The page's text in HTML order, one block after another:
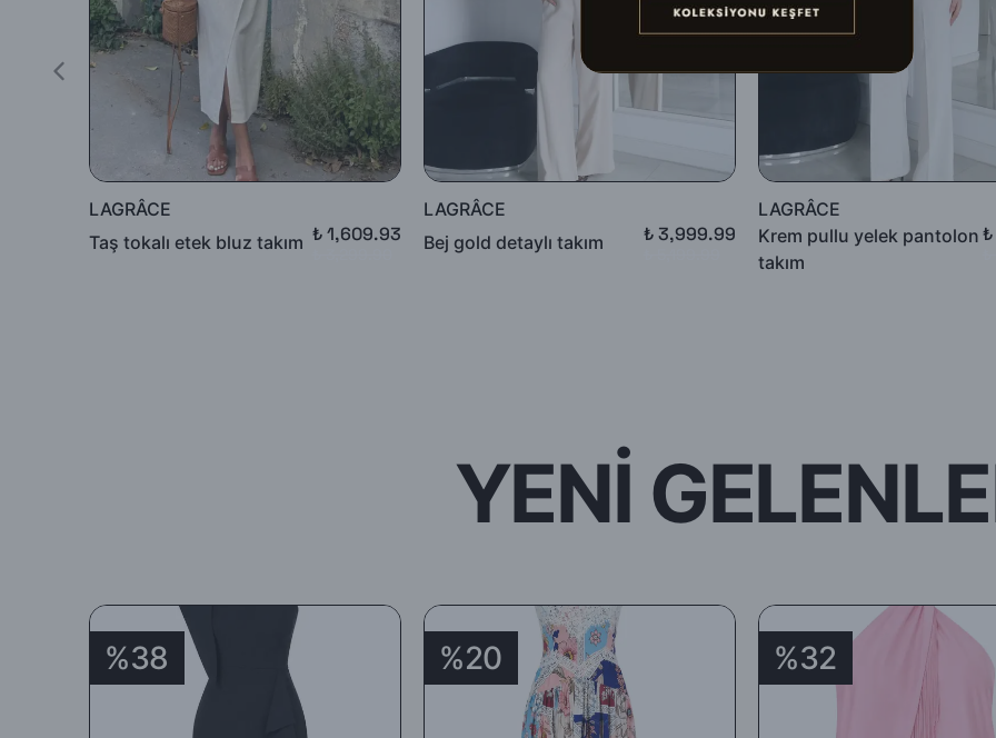
İade ürün/ürünlerin depomuza ulaşması ve iade şartlarına uygunluğunun kontrolünden sonra, 7 ile 10 iş günü arasında ürün
yapılacaktır.
Satın aldığınız ürünler için Hediye Çeki, Değişim ya da ücret iadesi talep edebilirsiniz.
LAGRÂCE
Taş tokalı etek bluz takım ₺ 1,609.93
LAGRÂCE
Bej gold detaylı takım
₺ 3,999.99
LAGRÂCE
Krem pullu yelek pantolon
takım
YENİ
%38 %20 %32